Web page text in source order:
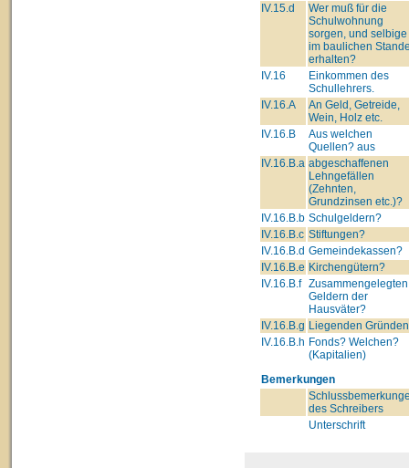
IV.15.d
Wer muß für die
Schulwohnung
sorgen, und selbige
im baulichen
erhalten?
IV.16
Einkommen des
Schullehrers.
IV.16.A
An Geld, Getreide,
Wein, Holz etc.
IV.16.B
Aus welchen
Quellen? aus
IV.16.B.a abgeschaffenen
Lehngefällen
(Zehnten,
Grundzinsen etc.)?
IV.16.B.b Schulgeldern?
IV.16.B.c Stiftungen?
IV.16.B.d Gemeindekassen?
IV.16.B.e Kirchengütern?
IV.16.B.f Zusammengelegten
Geldern der
Hausväter?
IV.16.B.g Liegenden
IV.16.B.h Fonds? Welchen?
(Kapitalien)
Bemerkungen
des Schreibers
Unterschrift